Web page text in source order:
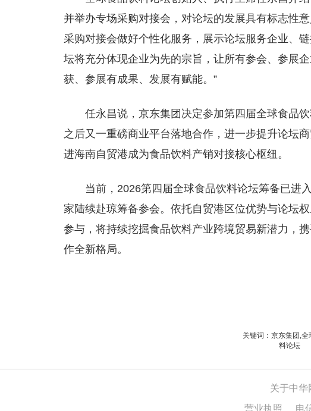
并举办专场采购对接会，对论坛的发展具有标志性
采购对接会做好个性化服务，展示论坛服务企业、
坛将充分体现企业为先的宗旨，让所有参会、参展
获、参展有成果、发展有赋能。”
任永昌说，京东集团决定参加第四届全球食品
之后又一重磅商业平台落地合作，进一步提升论坛
进海南自贸港成为食品饮料产销对接核心枢纽。
当前，2026第四届全球食品饮料论坛筹备已进
家陆续赴琼筹备参会。依托自贸港区位优势与论坛
参与，将持续挖掘食品饮料产业跨境贸易新潜力，
作全新格局。
关键词：京东集团,全
料论坛
关于中华
营业执照
电